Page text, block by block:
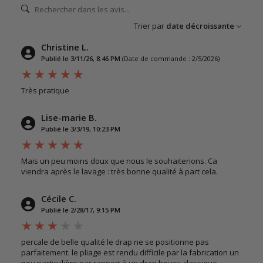
Trier par date décroissante
Christine L.
Publié le 3/11/26, 8:46 PM (Date de commande : 2/5/2026)
Très pratique
Lise-marie B.
Publié le 3/3/19, 10:23 PM
Mais un peu moins doux que nous le souhaiterions. Ca
viendra après le lavage : très bonne qualité à part cela.
Cécile C.
Publié le 2/28/17, 9:15 PM
percale de belle qualité le drap ne se positionne pas
parfaitement. le pliage est rendu difficile par la fabrication un